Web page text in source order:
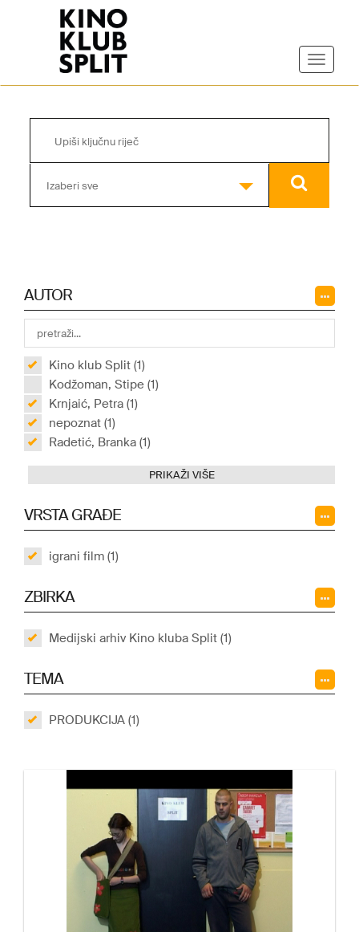
Izaberi sve
AUTOR
Kino klub Split (1)
Kodžoman, Stipe (1)
Krnjaić, Petra (1)
nepoznat (1)
Radetić, Branka (1)
PRIKAŽI VIŠE
VRSTA GRAĐE
igrani film (1)
ZBIRKA
Medijski arhiv Kino kluba Split (1)
TEMA
PRODUKCIJA (1)